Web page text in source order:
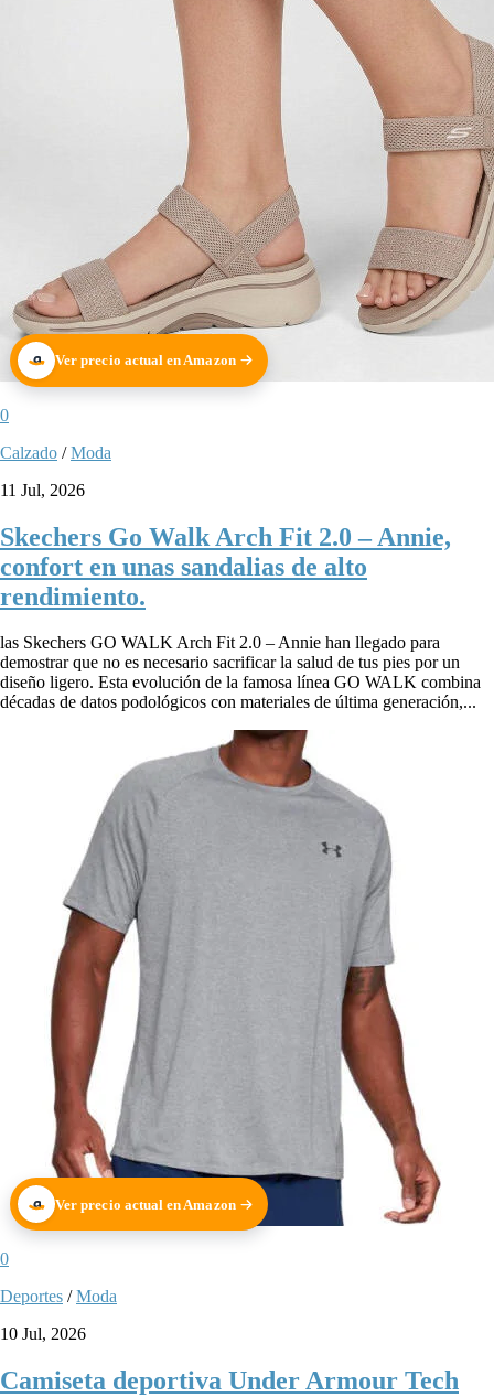
Ver precio actual en Amazon
0
Calzado /Moda
11 Jul, 2026
Skechers Go Walk Arch Fit 2.0 – Annie,
confort en unas sandalias de alto
rendimiento.
las Skechers GO WALK Arch Fit 2.0 – Annie han llegado para
demostrar que no es necesario sacrificar la salud de tus pies por un
diseño ligero. Esta evolución de la famosa línea GO WALK combina
décadas de datos podológicos con materiales de última generación,...
Ver precio actual en Amazon
0
Deportes /Moda
10 Jul, 2026
Camiseta deportiva Under Armour Tech